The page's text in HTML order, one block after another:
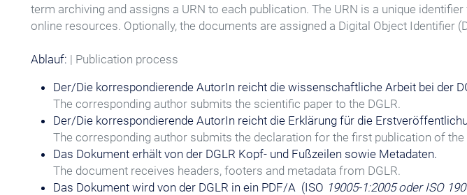
term archiving and assigns a URN to each publication. The URN is a unique
online resources. Optionally, the documents are assigned a Digital Object Identifier
Ablauf: | Publication process
Der/Die korrespondierende AutorIn reicht die wissenschaftliche Arbeit bei der
The corresponding author submits the scientific paper to the DGLR.
Der/Die korrespondierende AutorIn reicht die Erklärung für die
The corresponding author submits the declaration for the first publication of the
Das Dokument erhält von der DGLR Kopf- und Fußzeilen sowie Metadaten.
The document receives headers, footers and metadata from DGLR.
Das Dokument wird von der DGLR in ein PDF/A (ISO 19005-1:2005 oder ISO